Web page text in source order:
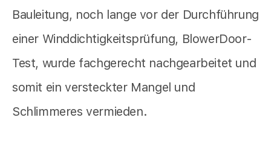
Bauleitung, noch lange vor der Durchführung
einer Winddichtigkeitsprüfung, BlowerDoor-
Test, wurde fachgerecht nachgearbeitet und
somit ein versteckter Mangel und
Schlimmeres vermieden.